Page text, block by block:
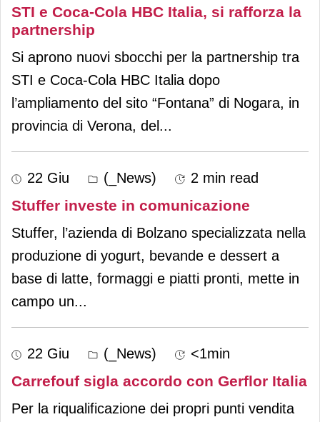
STI e Coca-Cola HBC Italia, si rafforza la
partnership
Si aprono nuovi sbocchi per la partnership tra
STI e Coca-Cola HBC Italia dopo
l’ampliamento del sito “Fontana” di Nogara, in
provincia di Verona, del ...
22 Giu (_News) 2 min read
Stuffer investe in comunicazione
Stuffer, l’azienda di Bolzano specializzata nella
produzione di yogurt, bevande e dessert a
base di latte, formaggi e piatti pronti, mette in
campo un...
22 Giu (_News) <1min
Carrefouf sigla accordo con Gerflor Italia
Per la riqualificazione dei propri punti vendita